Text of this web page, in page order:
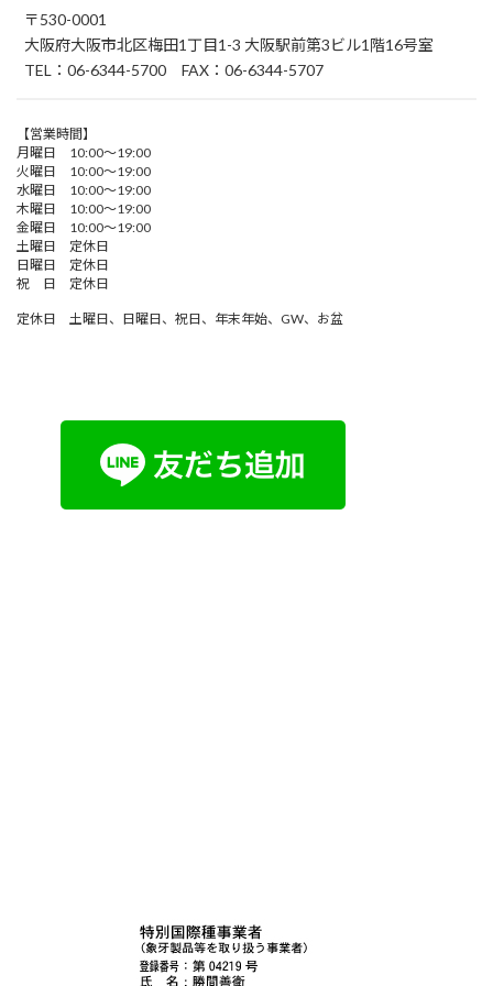
〒530-0001
大阪府大阪市北区梅田1丁目1-3 大阪駅前第3ビル1階16号室
TEL：06-6344-5700 FAX：06-6344-5707
【営業時間】
月曜日 10:00～19:00
火曜日 10:00～19:00
水曜日 10:00～19:00
木曜日 10:00～19:00
金曜日 10:00～19:00
土曜日 定休日
日曜日 定休日
祝 日 定休日
定休日 土曜日、日曜日、祝日、年末年始、GW、お盆